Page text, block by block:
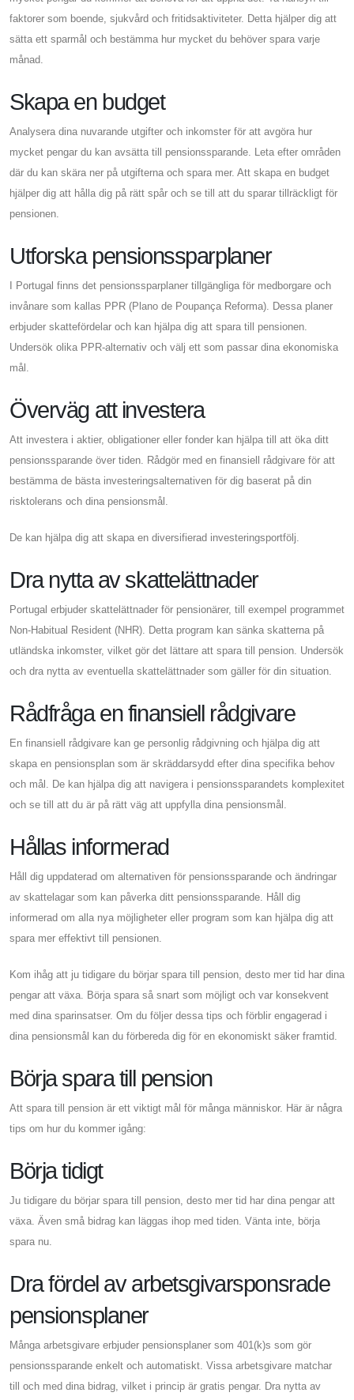
faktorer som boende, sjukvård och fritidsaktiviteter. Detta hjälper dig att
sätta ett sparmål och bestämma hur mycket du behöver spara varje
månad.
Skapa en budget
Analysera dina nuvarande utgifter och inkomster för att avgöra hur
mycket pengar du kan avsätta till pensionssparande. Leta efter områden
där du kan skära ner på utgifterna och spara mer. Att skapa en budget
hjälper dig att hålla dig på rätt spår och se till att du sparar tillräckligt för
pensionen.
Utforska pensionssparplaner
I Portugal finns det pensionssparplaner tillgängliga för medborgare och
invånare som kallas PPR (Plano de Poupança Reforma). Dessa planer
erbjuder skattefördelar och kan hjälpa dig att spara till pensionen.
Undersök olika PPR-alternativ och välj ett som passar dina ekonomiska
mål.
Överväg att investera
Att investera i aktier, obligationer eller fonder kan hjälpa till att öka ditt
pensionssparande över tiden. Rådgör med en finansiell rådgivare för att
bestämma de bästa investeringsalternativen för dig baserat på din
risktolerans och dina pensionsmål.
De kan hjälpa dig att skapa en diversifierad investeringsportfölj.
Dra nytta av skattelättnader
Portugal erbjuder skattelättnader för pensionärer, till exempel programmet
Non-Habitual Resident (NHR). Detta program kan sänka skatterna på
utländska inkomster, vilket gör det lättare att spara till pension. Undersök
och dra nytta av eventuella skattelättnader som gäller för din situation.
Rådfråga en finansiell rådgivare
En finansiell rådgivare kan ge personlig rådgivning och hjälpa dig att
skapa en pensionsplan som är skräddarsydd efter dina specifika behov
och mål. De kan hjälpa dig att navigera i pensionssparandets komplexitet
och se till att du är på rätt väg att uppfylla dina pensionsmål.
Hållas informerad
Håll dig uppdaterad om alternativen för pensionssparande och ändringar
av skattelagar som kan påverka ditt pensionssparande. Håll dig
informerad om alla nya möjligheter eller program som kan hjälpa dig att
spara mer effektivt till pensionen.
Kom ihåg att ju tidigare du börjar spara till pension, desto mer tid har dina
pengar att växa. Börja spara så snart som möjligt och var konsekvent
med dina sparinsatser. Om du följer dessa tips och förblir engagerad i
dina pensionsmål kan du förbereda dig för en ekonomiskt säker framtid.
Börja spara till pension
Att spara till pension är ett viktigt mål för många människor. Här är några
tips om hur du kommer igång:
Börja tidigt
Ju tidigare du börjar spara till pension, desto mer tid har dina pengar att
växa. Även små bidrag kan läggas ihop med tiden. Vänta inte, börja
spara nu.
Dra fördel av arbetsgivarsponsrade
pensionsplaner
Många arbetsgivare erbjuder pensionsplaner som 401(k)s som gör
pensionssparande enkelt och automatiskt. Vissa arbetsgivare matchar
till och med dina bidrag, vilket i princip är gratis pengar. Dra nytta av